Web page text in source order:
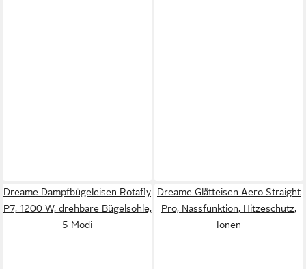
Dreame Dampfbügeleisen Rotafly
P7, 1200 W, drehbare Bügelsohle,
5 Modi
Dreame Glätteisen Aero Straight
Pro, Nassfunktion, Hitzeschutz,
Ionen